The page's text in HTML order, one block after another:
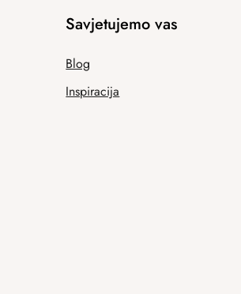
Savjetujemo vas
Blog
Inspiracija